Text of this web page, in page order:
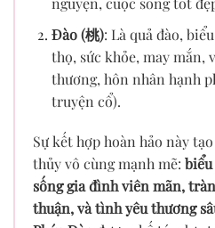
Đào (桃): Là quả đào,
thọ, sức khỏe, may mắn,
thương, hôn nhân hạnh
truyện cổ).
Sự kết hợp hoàn hảo này
thủy vô cùng mạnh mẽ:
sống gia đình viên mãn,
thuận, và tình yêu thương